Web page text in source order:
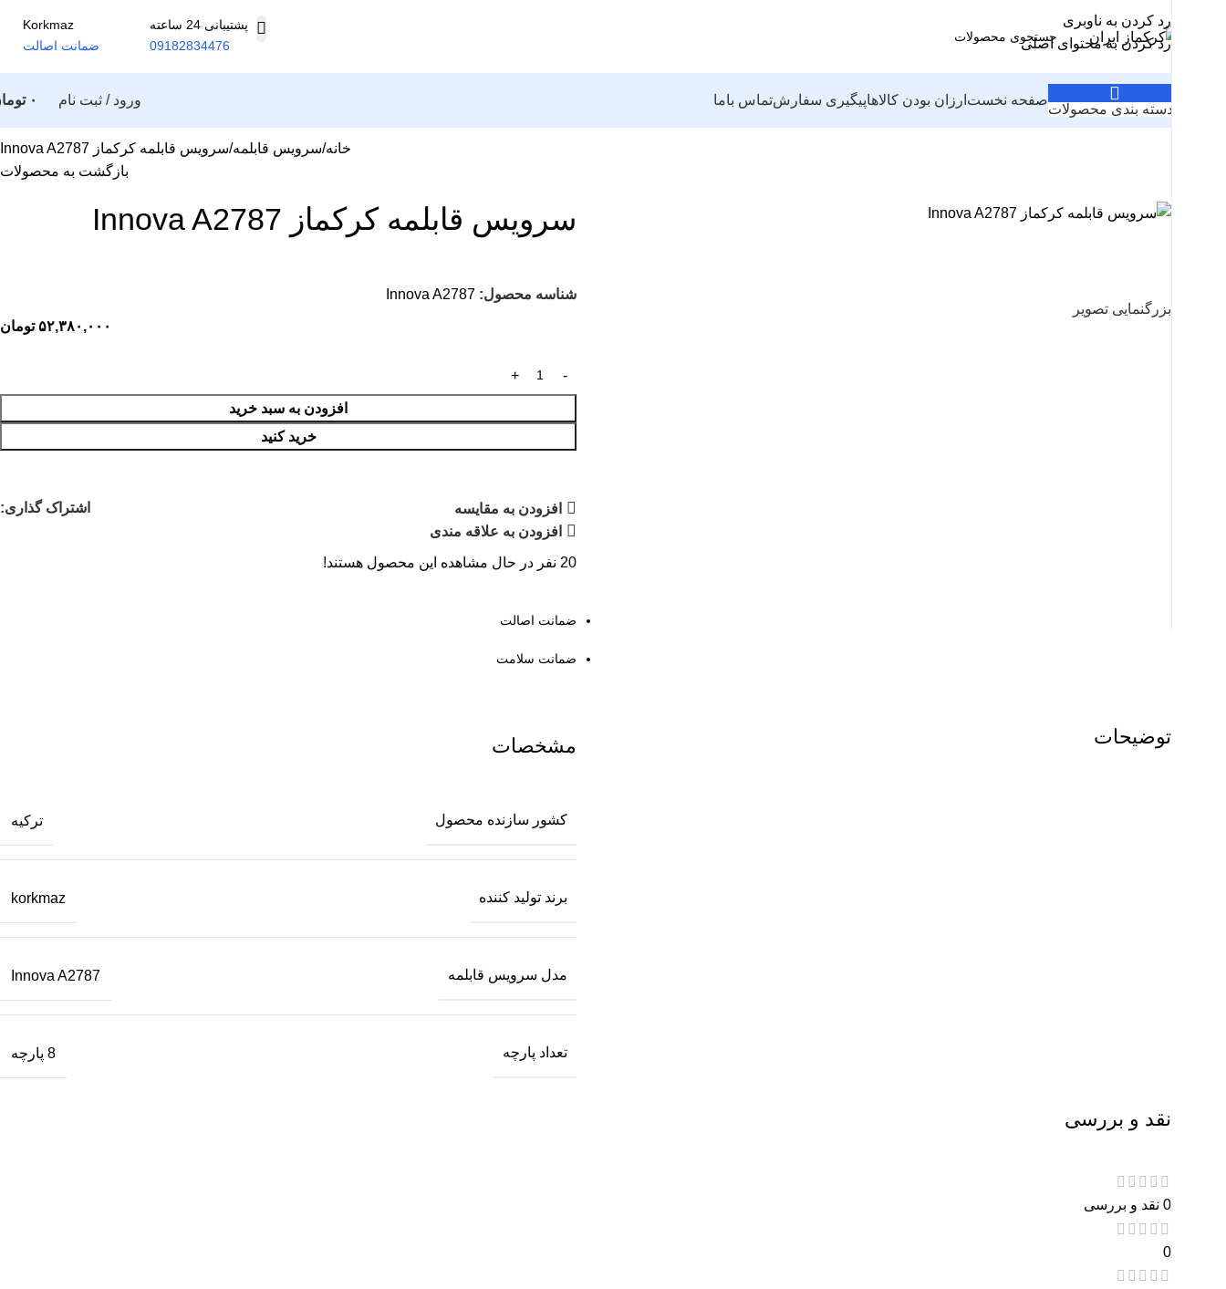
رد کردن به ناوبری
رد کردن به محتوای اصلی
پشتیبانی 24 ساعته
09182834476
Korkmaz
ضمانت اصالت
دسته بندی محصولات
صفحه نخست ارزان بودن کالاهاپیگیری سفارشتماس باما ورود / ثبت نام ۰
خانه سرویس قابلمه سرویس قابلمه کرکماز Innova A2787
بازگشت به محصولات
بزرگنمایی تصویر
سرویس قابلمه کرکماز Innova A2787
شناسه محصول: Innova A2787
۵۲,۳۸۰,۰۰۰ تومان
افزودن به سبد خرید
خرید کنید
افزودن به مقایسه
افزودن به علاقه مندی
اشتراک گذاری:
20 نفر در حال مشاهده این محصول هستند!
ضمانت اصالت
ضمانت سلامت
توضیحات مشخصات
کشور سازنده محصول ترکیه
برند تولید کننده korkmaz
مدل سرویس قابلمه Innova A2787
تعداد پارچه 8 پارچه
نقد و بررسی
0 نقد و بررسی
0